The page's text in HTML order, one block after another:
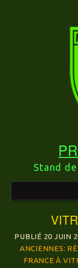
Stand
Aller au contenu
PUBLIÉ 20 JUIN
ANCIENNES:
FRANCE À